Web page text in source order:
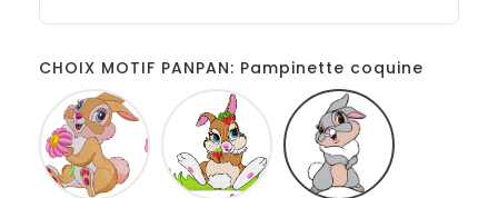
CHOIX MOTIF PANPAN: Pampinette coquine
Pampinette
marguerite
Pampinette
fraise